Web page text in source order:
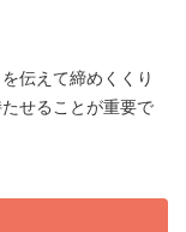
伝えて締めくくり
せることが重要で